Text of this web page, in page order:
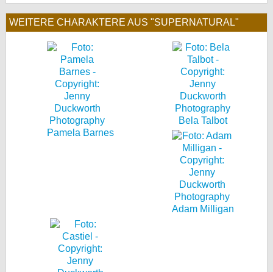
WEITERE CHARAKTERE AUS "SUPERNATURAL"
Pamela Barnes
Bela Talbot
Adam Milligan